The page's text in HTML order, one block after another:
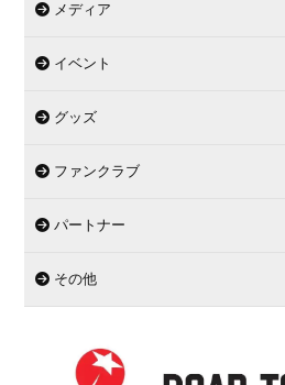
メディア
イベント
グッズ
ファンクラブ
パートナー
その他